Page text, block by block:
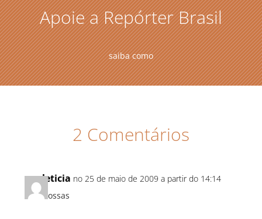
Apoie a Repórter Brasil
saiba como
2 Comentários
leticia no 25 de maio de 2009 a partir do 14:14
nossas